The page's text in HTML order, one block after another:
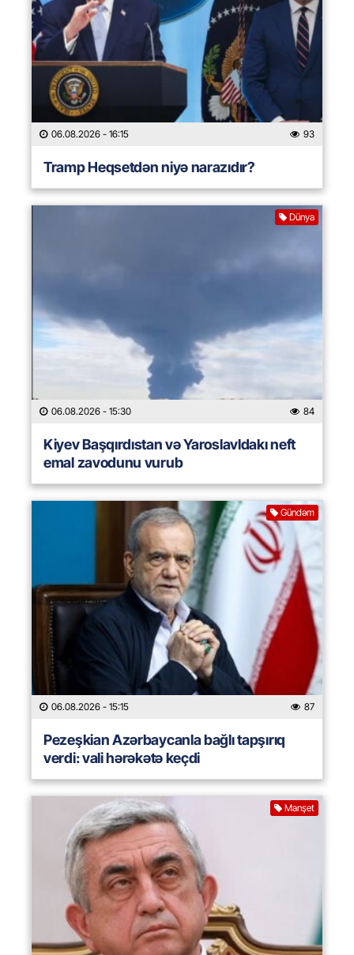
06.08.2026 - 16:15 93
Tramp Heqsetdən niyə narazıdır?
Dünya
06.08.2026 - 15:30 84
Kiyev Başqırdıstan və Yaroslavldakı neft
emal zavodunu vurub
Gündəm
06.08.2026 - 15:15 87
Pezeşkian Azərbaycanla bağlı tapşırıq
verdi: vali hərəkətə keçdi
Manşet